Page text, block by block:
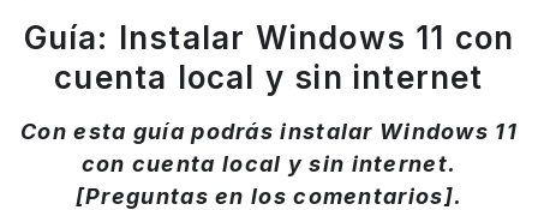
Guía: Instalar Windows 11 con
cuenta local y sin internet
Con esta guía podrás instalar Windows 11
con cuenta local y sin internet.
[Preguntas en los comentarios].